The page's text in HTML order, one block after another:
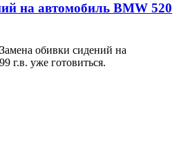
на автомобиль BMW 520
обивки сидений на
г.в. уже готовиться.